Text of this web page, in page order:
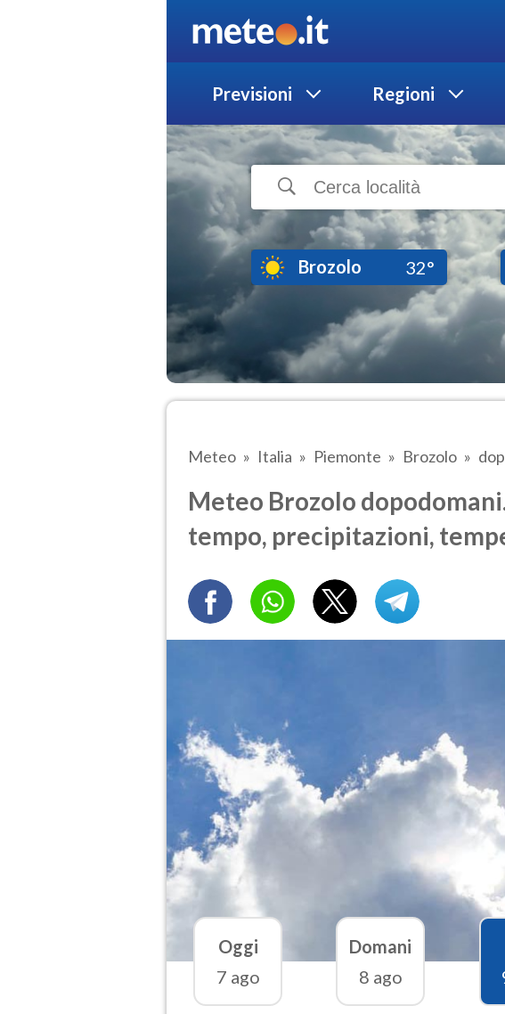
Previsioni Regioni
Brozolo 32°
Meteo Italia Piemonte Brozolo
Meteo Brozolo
tempo, precipitazioni,
Oggi
7 ago
Domani
8 ago